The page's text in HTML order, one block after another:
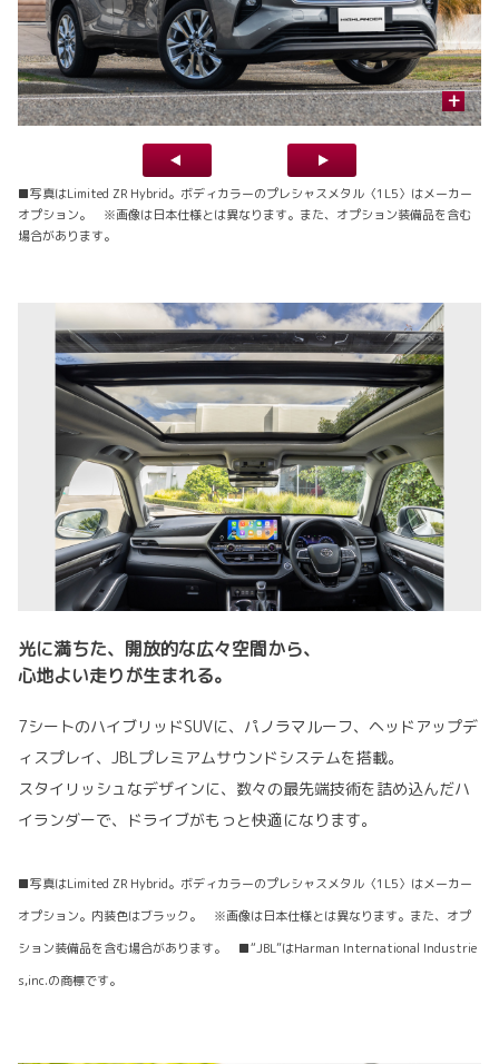
+
■写真はLimited ZR Hybrid。ボディカラーのプレシャスメタル〈1L5〉はメーカー
オプション。 ※画像は日本仕様とは異なります。また、オプション装備品を含む
場合があります。
光に満ちた、開放的な広々空間から、
心地よい走りが生まれる。
7シートのハイブリッドSUVに、パノラマルーフ、ヘッドアップデ
ィスプレイ、JBLプレミアムサウンドシステムを搭載。
スタイリッシュなデザインに、数々の最先端技術を詰め込んだハ
イランダーで、ドライブがもっと快適になります。
■写真はLimited ZR Hybrid。ボディカラーのプレシャスメタル〈1L5〉はメーカー
オプション。内装色はブラック。 ※画像は日本仕様とは異なります。また、オプ
ション装備品を含む場合があります。 ■“JBL”はHarman International Industrie
s,inc.の商標です。